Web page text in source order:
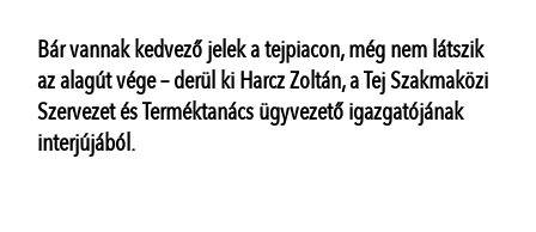
Bár vannak kedvező jelek a tejpiacon, még nem látszik
az alagút vége – derül ki Harcz Zoltán, a Tej Szakmaközi
Szervezet és Terméktanács ügyvezető igazgatójának
interjújából.